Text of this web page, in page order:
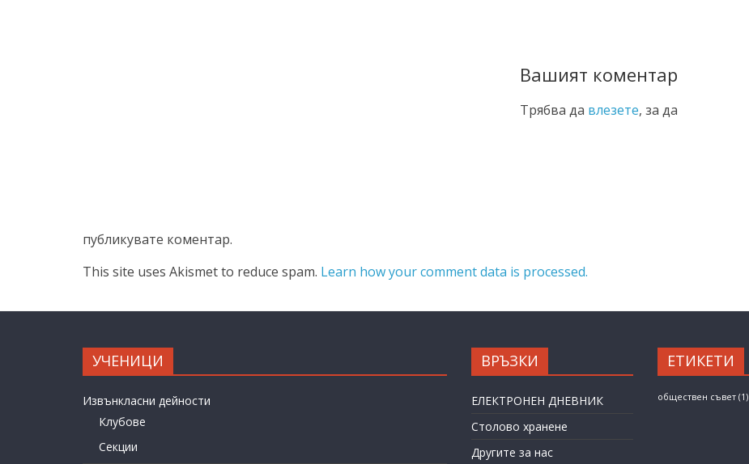
Вашият коментар
Трябва да влезете, за да
публикувате коментар.
This site uses Akismet to reduce spam. Learn how your comment data is processed.
УЧЕНИЦИ
Извънкласни дейности
Клубове
Секции
ВРЪЗКИ
ЕЛЕКТРОНЕН ДНЕВНИК
Столово хранене
Другите за нас
ЕТИКЕТИ
обществен съвет(1)